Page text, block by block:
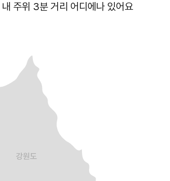
내 주위 3분 거리 어디에나 있어요